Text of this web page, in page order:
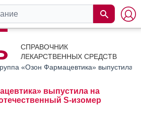
СПРАВОЧНИК
ЛЕКАРСТВЕННЫХ СРЕДСТВ
«Озон Фармацевтика» выпустила
выпустила на
S-изомер